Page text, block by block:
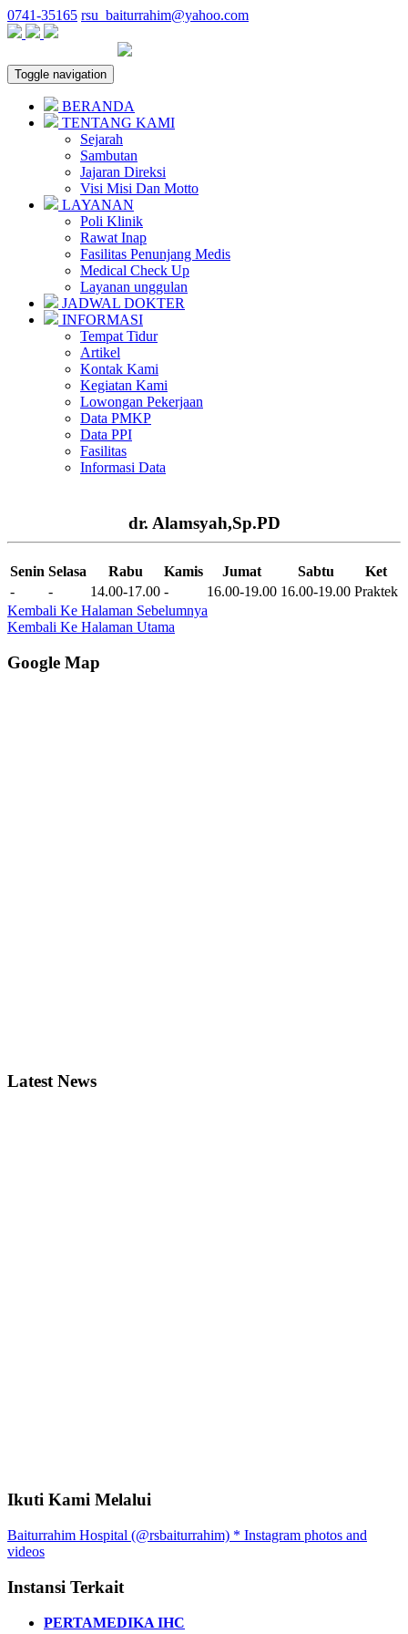
0741-35165 rsu_baiturrahim@yahoo.com
Toggle navigation
BERANDA
TENTANG KAMI
Sejarah
Sambutan
Jajaran Direksi
Visi Misi Dan Motto
LAYANAN
Poli Klinik
Rawat Inap
Fasilitas Penunjang Medis
Medical Check Up
Layanan unggulan
JADWAL DOKTER
INFORMASI
Tempat Tidur
Artikel
Kontak Kami
Kegiatan Kami
Lowongan Pekerjaan
Data PMKP
Data PPI
Fasilitas
Informasi Data
dr. Alamsyah,Sp.PD
Senin Selasa Rabu Kamis Jumat Sabtu
Ket
-
- 14.00-17.00 - 16.00-19.00 16.00-19.00 Praktek
Kembali Ke Halaman Sebelumnya
Kembali Ke Halaman Utama
Google Map
Latest News
Ikuti Kami Melalui
Baiturrahim Hospital (@rsbaiturrahim) * Instagram photos and
videos
Instansi Terkait
PERTAMEDIKA IHC